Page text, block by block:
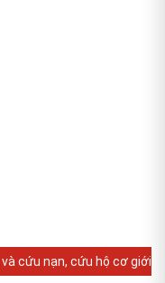
cứu nạn, cứu hộ cơ giới